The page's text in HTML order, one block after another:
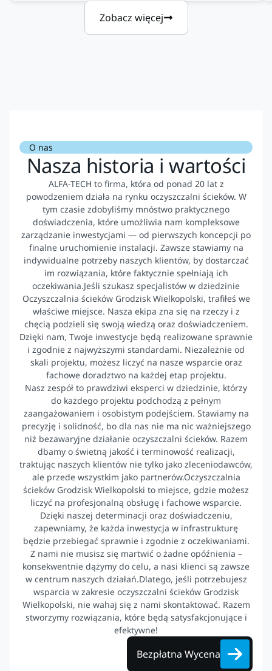
Zobacz więcej
O nas
Nasza historia i wartości
ALFA-TECH to firma, która od ponad 20 lat z
powodzeniem działa na rynku oczyszczalni ścieków. W
tym czasie zdobyliśmy mnóstwo praktycznego
doświadczenia, które umożliwia nam kompleksowe
zarządzanie inwestycjami — od pierwszych koncepcji po
finalne uruchomienie instalacji. Zawsze stawiamy na
indywidualne potrzeby naszych klientów, by dostarczać
im rozwiązania, które faktycznie spełniają ich
oczekiwania.Jeśli szukasz specjalistów w dziedzinie
Oczyszczalnia ścieków Grodzisk Wielkopolski, trafiłeś we
właściwe miejsce. Nasza ekipa zna się na rzeczy i z
chęcią podzieli się swoją wiedzą oraz doświadczeniem.
Dzięki nam, Twoje inwestycje będą realizowane sprawnie
i zgodnie z najwyższymi standardami. Niezależnie od
skali projektu, możesz liczyć na nasze wsparcie oraz
fachowe doradztwo na każdej etap projektu.
Nasz zespół to prawdziwi eksperci w dziedzinie, którzy
do każdego projektu podchodzą z pełnym
zaangażowaniem i osobistym podejściem. Stawiamy na
precyzję i solidność, bo dla nas nie ma nic ważniejszego
niż bezawaryjne działanie oczyszczalni ścieków. Razem
dbamy o świetną jakość i terminowość realizacji,
traktując naszych klientów nie tylko jako zleceniodawców,
ale przede wszystkim jako partnerów.Oczyszczalnia
ścieków Grodzisk Wielkopolski to miejsce, gdzie możesz
liczyć na profesjonalną obsługę i fachowe wsparcie.
Dzięki naszej determinacji oraz doświadczeniu,
zapewniamy, że każda inwestycja w infrastrukturę
będzie przebiegać sprawnie i zgodnie z oczekiwaniami.
Z nami nie musisz się martwić o żadne opóźnienia –
konsekwentnie dążymy do celu, a nasi klienci są zawsze
w centrum naszych działań.Dlatego, jeśli potrzebujesz
wsparcia w zakresie oczyszczalni ścieków Grodzisk
Wielkopolski, nie wahaj się z nami skontaktować. Razem
stworzymy rozwiązania, które będą satysfakcjonujące i
efektywne!
Bezpłatna Wycena